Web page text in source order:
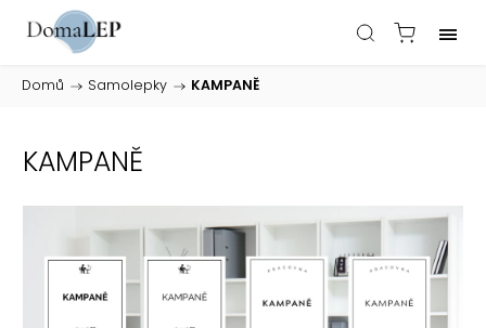
Domů / Samolepky / KAMPANĚ
KAMPANĚ